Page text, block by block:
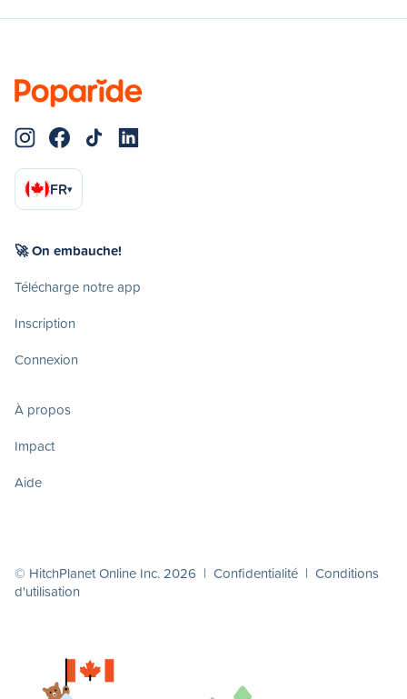
FR▾
🚀 On embauche!
Télécharge notre app
Inscription
Connexion
À propos
Impact
Aide
© HitchPlanet Online Inc. 2026 | Confidentialité | Conditions
d'utilisation